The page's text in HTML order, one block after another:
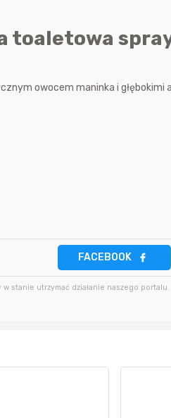
toaletowa
owocem maninka i głębokimi
FACEBOOK
stanie utrzymać działanie naszego portalu.
kkk